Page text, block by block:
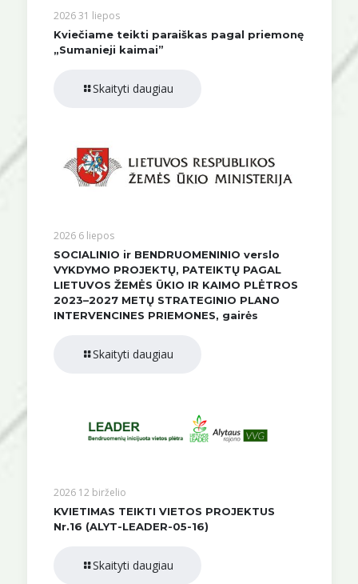
2026 31 liepos
Kviečiame teikti paraiškas pagal priemonę
„Sumanieji kaimai”
Skaityti daugiau
2026 6 liepos
SOCIALINIO ir BENDRUOMENINIO verslo
VYKDYMO PROJEKTŲ, PATEIKTŲ PAGAL
LIETUVOS ŽEMĖS ŪKIO IR KAIMO PLĖTROS
2023–2027 METŲ STRATEGINIO PLANO
INTERVENCINES PRIEMONES, gairės
Skaityti daugiau
2026 12 birželio
KVIETIMAS TEIKTI VIETOS PROJEKTUS
Nr.16 (ALYT-LEADER-05-16)
Skaityti daugiau